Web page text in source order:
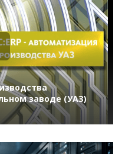
заводе (УАЗ)